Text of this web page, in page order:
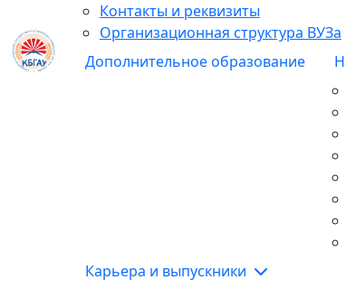
Контакты и реквизиты
Организационная структура ВУЗа
Дополнительное образование
Карьера и выпускники